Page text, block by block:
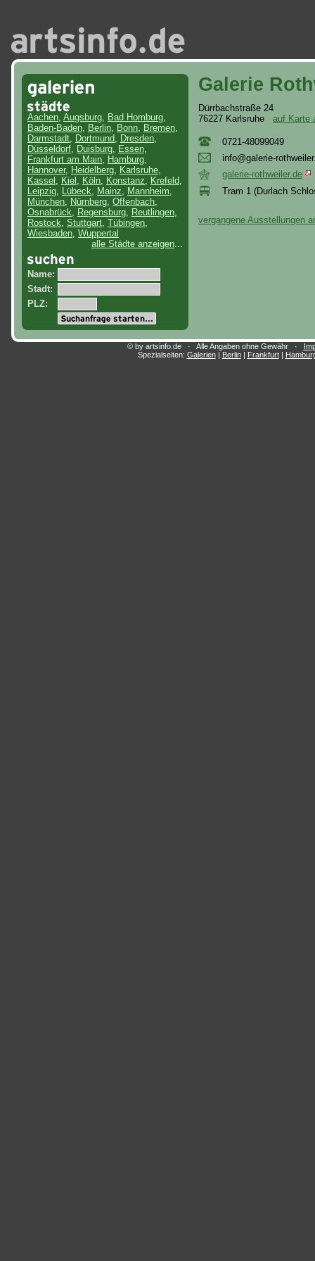
Aachen, Augsburg, Bad Homburg,
Baden-Baden, Berlin, Bonn, Bremen,
Darmstadt, Dortmund, Dresden,
Düsseldorf, Duisburg, Essen,
Frankfurt am Main, Hamburg,
Hannover, Heidelberg, Karlsruhe,
Kassel , Kiel , Köln, Konstanz, Krefeld,
Leipzig, Lübeck, Mainz, Mannheim,
München, Nürnberg, Offenbach,
Osnabrück, Regensburg, Reutlingen,
Rostock, Stuttgart, Tübingen,
Wiesbaden, Wuppertal
alle Städte anzeigen...
Name:
Stadt:
PLZ:
Galerie
Dürrbachstraße 24
76227 Karlsruhe auf Karte
0721-48099049
info@galerie-rothweil
galerie-rothweiler.de
Tram 1 (Durlach
vergangene Ausstellungen
© by artsinfo.de · Alle Angaben ohne Gewähr ·
Spezialseiten: Galerien| Berlin| Frankfurt|